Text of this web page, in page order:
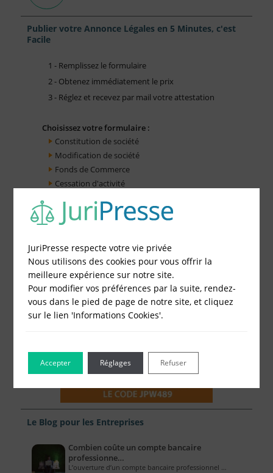
Publier votre Annonce Légales en 5 Minutes, c'est
Facile
1 - Remplissez le formulaire
2 - Obtenez immédiatement le prix
3 - Réglez et recevez par mail votre attestation
Choisissez votre formulaire :
Constitution de société
Modification de société
Fonds de Commerce
Cessation d'activité
Le Blog pour les Entreprises
Combien coûte un compte bancaire
professionne…
L’ouverture d’un compte bancaire professionnel …
JuriPresse respecte votre vie privée
Nous utilisons des cookies pour vous offrir la
meilleure expérience sur notre site.
Pour modifier vos préférences par la suite, rendez-
vous dans le pied de page de notre site, et cliquez
sur le lien 'Informations Cookies'.
Accepter Refuser
Réglages